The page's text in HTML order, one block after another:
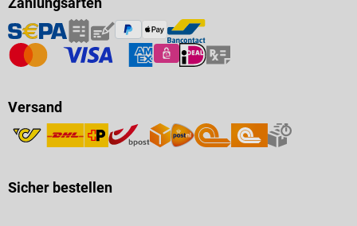
Versand
Sicher bestellen